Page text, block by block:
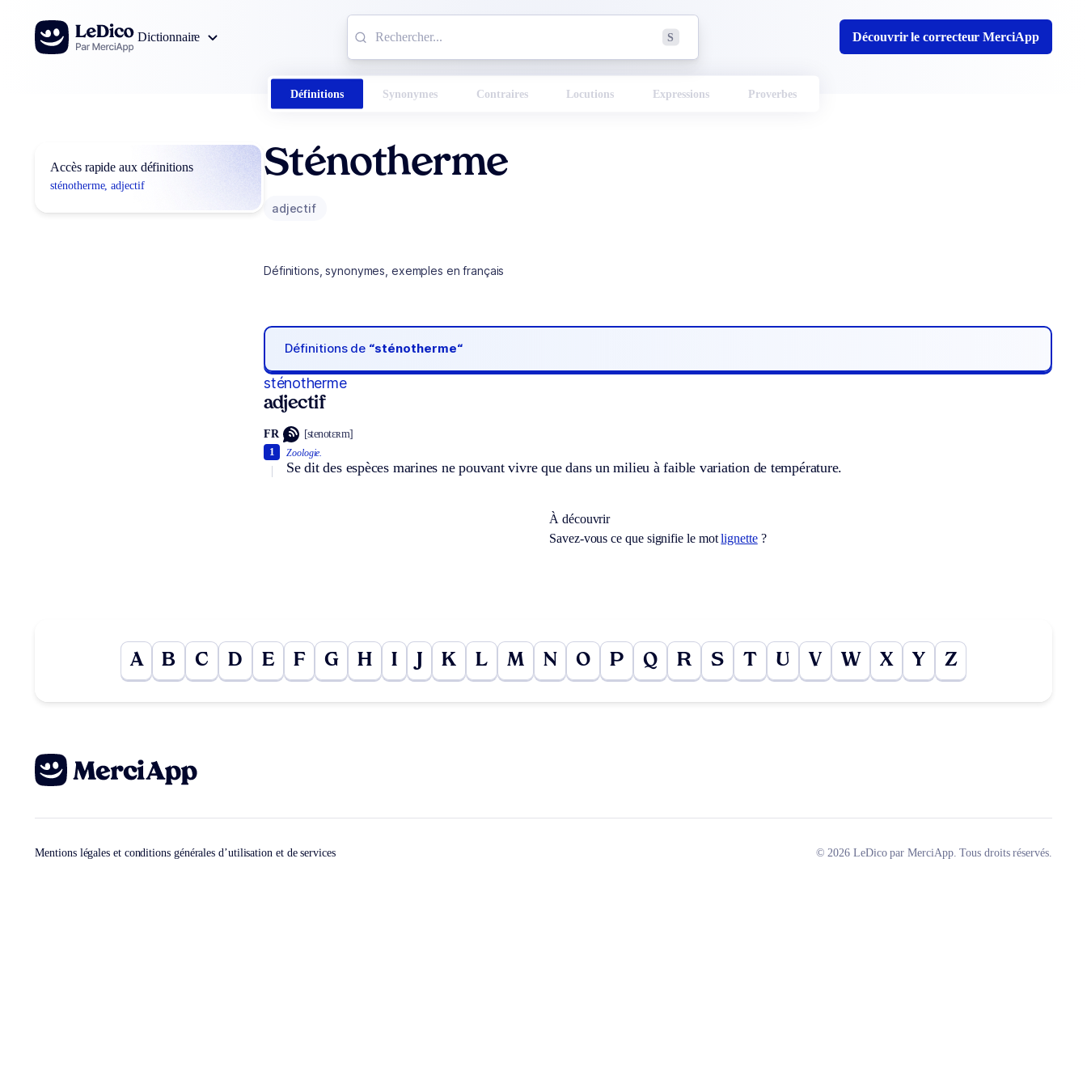
Aller au contenu
Dictionnaire
S Découvrir le correcteur MerciApp
Définitions Synonymes Contraires Locutions Expressions Proverbes
Accès rapide aux définitions
sténotherme, adjectif
Sténotherme
adjectif
Définitions, synonymes, exemples en français
Définitions de “sténotherme“
sténotherme
adjectif
FR [stenotɛʀm]
Zoologie.
Se dit des espèces marines ne pouvant vivre que dans un milieu à faible variation de température.
1
À découvrir
Savez-vous ce que signifie le motlignette?
A B C D E F G H I K L M N O P Q R S T U V W X Y Z
Mentions légales et conditions générales d’utilisation et de services © 2026 LeDico par MerciApp. Tous droits réservés.